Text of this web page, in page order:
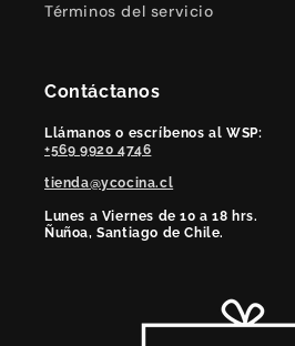
Términos del servicio
Contáctanos
Llámanos o escríbenos al WSP:
+569 9920 4746
tienda@ycocina.cl
Lunes a Viernes de 10 a 18 hrs.
Ñuñoa, Santiago de Chile.